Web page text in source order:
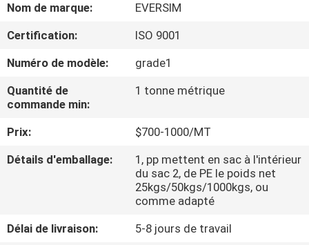
VIDÉOS
À
PROPOS
NOUS
L'USINE
Nom de marque:
EVERSIM
Certification:
ISO 9001
Numéro de modèle:
grade1
Quantité de
commande min:
1 tonne métrique
Prix:
$700-1000/MT
Détails d'emballage:
1, pp mettent en sac à l'intérieur
du sac 2, de PE le poids net
25kgs/50kgs/1000kgs, ou
comme adapté
Délai de livraison:
5-8 jours de travail